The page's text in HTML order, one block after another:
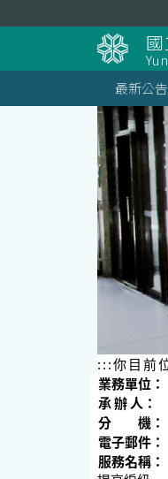
到
主
要
內
容
區
塊
最新公告
:::你目前
業務單位：
承 辦 人：
分 機：
電子郵件：
服務名稱：